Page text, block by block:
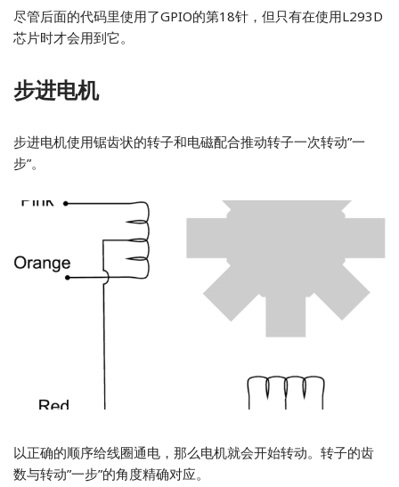
尽管后面的代码里使用了GPIO的第18针，但只有在使用L293D
芯片时才会用到它。
步进电机
步进电机使用锯齿状的转子和电磁配合推动转子一次转动”一
步”。
以正确的顺序给线圈通电，那么电机就会开始转动。转子的齿
数与转动”一步”的角度精确对应。